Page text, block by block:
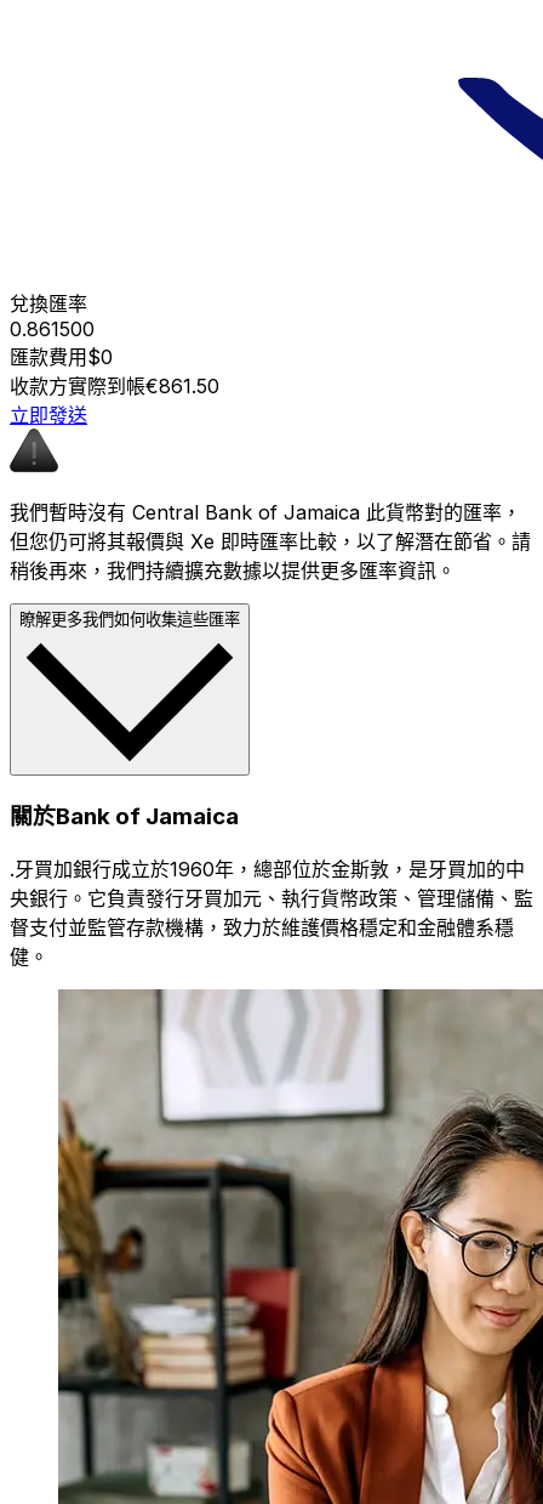
兌換匯率
0.861500
匯款費用$0
收款方實際到帳€861.50
立即發送
我們暫時沒有 Central Bank of Jamaica 此貨幣對的匯率，
但您仍可將其報價與 Xe 即時匯率比較，以了解潛在節省。請
稍後再來，我們持續擴充數據以提供更多匯率資訊。
瞭解更多我們如何收集這些匯率
關於Bank of Jamaica
.牙買加銀行成立於1960年，總部位於金斯敦，是牙買加的中
央銀行。它負責發行牙買加元、執行貨幣政策、管理儲備、監
督支付並監管存款機構，致力於維護價格穩定和金融體系穩
健。